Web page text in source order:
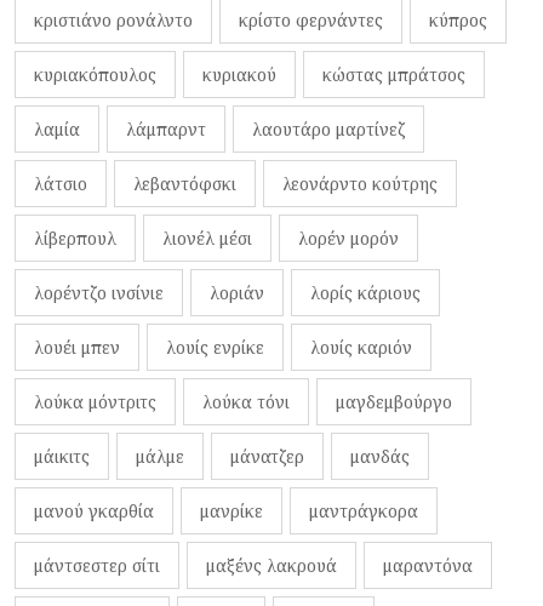
κριστιάνο ρονάλντο κρίστο φερνάντες κύπρος
κυριακόπουλος κυριακού κώστας μπράτσος
λαμία λάμπαρντ λαουτάρο μαρτίνεζ
λάτσιο λεβαντόφσκι λεονάρντο κούτρης
λίβερπουλ λιονέλ μέσι λορέν μορόν
λορέντζο ινσίνιε λοριάν λορίς κάριους
λουέι μπεν λουίς ενρίκε λουίς καριόν
λούκα μόντριτς λούκα τόνι μαγδεμβούργο
μάικιτς μάλμε μάνατζερ μανδάς
μανού γκαρθία μανρίκε μαντράγκορα
μάντσεστερ σίτι μαξένς λακρουά μαραντόνα